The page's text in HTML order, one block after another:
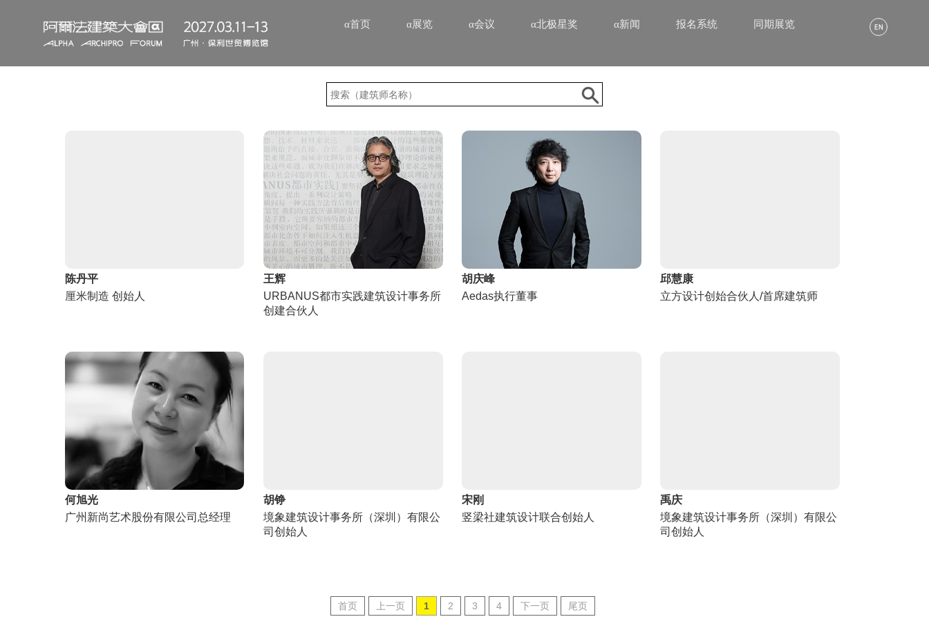
α首页 α展览 α会议 α北极星奖 α新闻 报名系统 同期展览
陈丹平
厘米制造 创始人
王辉
URBANUS都市实践建筑设计事务所
创建合伙人
胡庆峰
Aedas执行董事
邱慧康
立方设计创始合伙人/首席建筑师
何旭光
广州新尚艺术股份有限公司总经理
胡铮
境象建筑设计事务所（深圳）有限公
司创始人
宋刚
竖梁社建筑设计联合创始人
禹庆
境象建筑设计事务所（深圳）有限公
司创始人
首页 上一页 1 2 3 4 下一页 尾页